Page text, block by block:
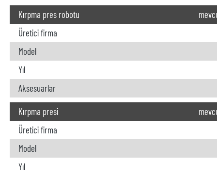
Kırpma pres robotu
Üretici firma
Model
Yıl
Aksesuarlar
Kırpma presi
Üretici firma
Model
Yıl